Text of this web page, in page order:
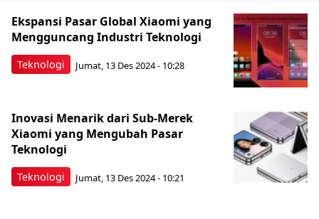
Teknologi
Ekspansi Pasar Global Xiaomi yang
Mengguncang Industri Teknologi
Jumat, 13 Des 2024 - 10:28
Teknologi
Inovasi Menarik dari Sub-Merek
Xiaomi yang Mengubah Pasar
Teknologi
Jumat, 13 Des 2024 - 10:21